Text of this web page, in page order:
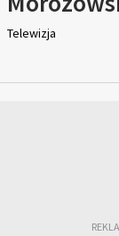
Telewizja